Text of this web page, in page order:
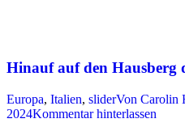
Hinauf auf den Hausberg
Europa, Italien, sliderVon Carolin
2024Kommentar hinterlassen